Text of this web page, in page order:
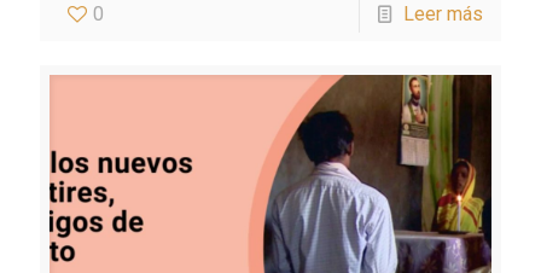
0 Leer más